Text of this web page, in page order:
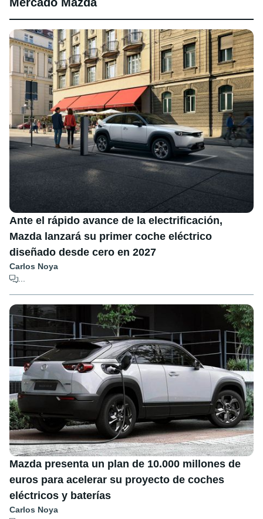
Ante el rápido avance de la electrificación,
Mazda lanzará su primer coche eléctrico
diseñado desde cero en 2027
Carlos Noya
Mazda presenta un plan de 10.000 millones de
euros para acelerar su proyecto de coches
eléctricos y baterías
Carlos Noya